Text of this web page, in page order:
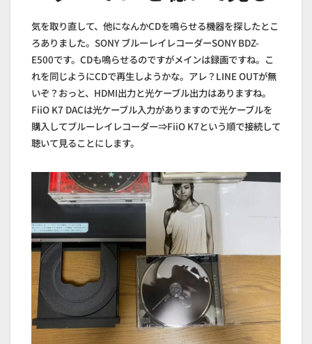
気を取り直して、他になんかCDを鳴らせる機器を探したとこ
ろありました。SONY ブルーレイレコーダーSONY BDZ-
E500です。CDも鳴らせるのですがメインは録画ですね。こ
れを同じようにCDで再生しようかな。アレ？LINE OUTが無
いぞ？おっと、HDMI出力と光ケーブル出力はありますね。
FiiO K7 DACは光ケーブル入力がありますので光ケーブルを
購入してブルーレイレコーダー⇒FiiO K7という順で接続して
聴いて見ることにします。